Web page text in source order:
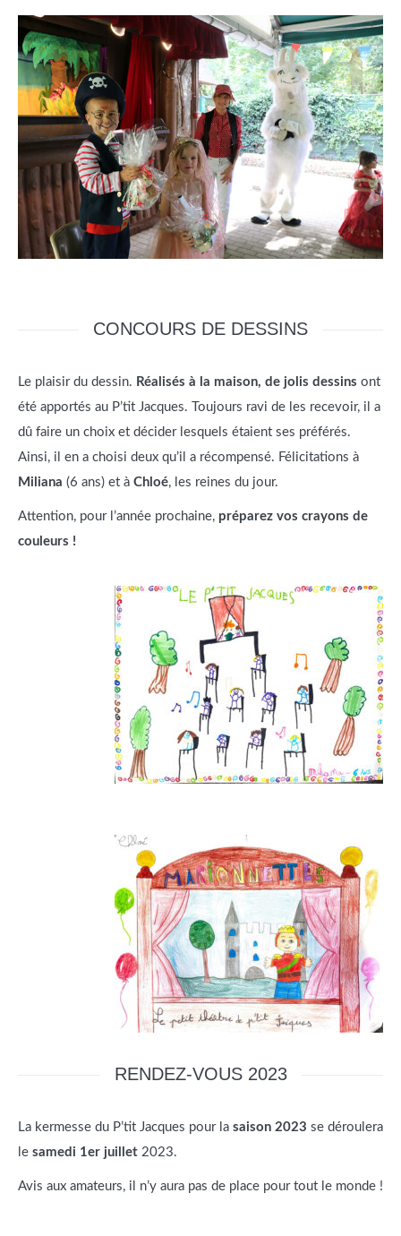
CONCOURS DE DESSINS
Le plaisir du dessin. Réalisés à la maison, de jolis dessins ont
été apportés au P’tit Jacques. Toujours ravi de les recevoir, il a
dû faire un choix et décider lesquels étaient ses préférés.
Ainsi, il en a choisi deux qu’il a récompensé. Félicitations à
Miliana (6 ans) et à Chloé, les reines du jour.
Attention, pour l’année prochaine, préparez vos crayons de
couleurs !
RENDEZ-VOUS 2023
La kermesse du P’tit Jacques pour la saison 2023 se déroulera
le samedi 1er juillet 2023.
Avis aux amateurs, il n’y aura pas de place pour tout le monde !